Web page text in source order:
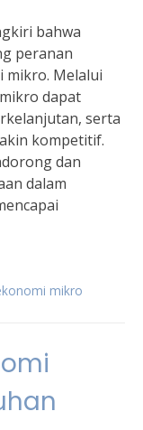
bahwa
peranan
mikro. Melalui
dapat
serta
kompetitif.
dan
dalam
mikro